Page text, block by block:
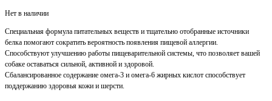
Нет в наличии
Специальная формула питательных веществ и тщательно отобранные источники
белка помогают сократить вероятность появления пищевой аллергии.
Способствуют улучшению работы пищеварительной системы, что позволяет вашей
собаке оставаться сильной, активной и здоровой.
Сбалансированное содержание омега-3 и омега-6 жирных кислот способствует
поддержанию здоровья кожи и шерсти.